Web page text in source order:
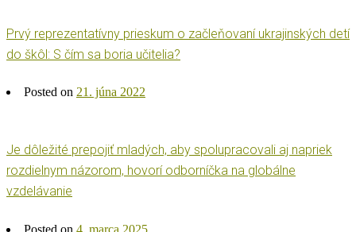
Prvý reprezentatívny prieskum o začleňovaní ukrajinských detí
do škôl: S čím sa boria učitelia?
Posted on 21. júna 2022
Je dôležité prepojiť mladých, aby spolupracovali aj napriek
rozdielnym názorom, hovorí odborníčka na globálne
vzdelávanie
Posted on 4. marca 2025